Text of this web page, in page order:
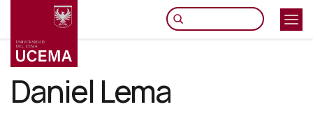
principal
Daniel Lema